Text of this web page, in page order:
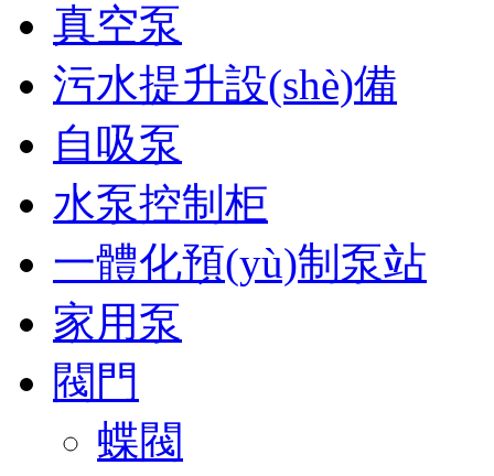
真空泵
污水提升設(shè)備
自吸泵
水泵控制柜
一體化預(yù)制泵站
家用泵
閥門
蝶閥